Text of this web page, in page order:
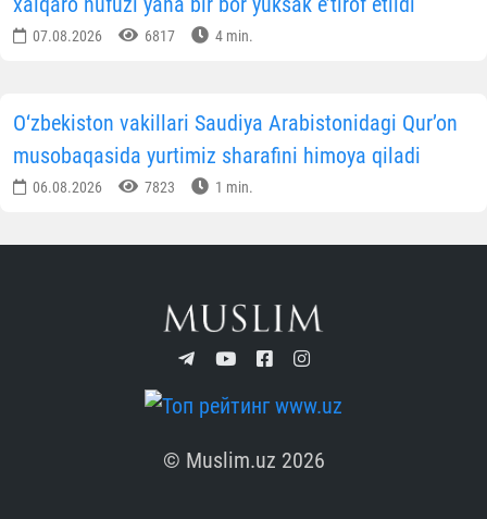
07.08.2026 6817 4 min.
O‘zbekiston vakillari Saudiya Arabistonidagi Qur’on
musobaqasida yurtimiz sharafini himoya qiladi
06.08.2026 7823 1 min.
© Muslim.uz 2026